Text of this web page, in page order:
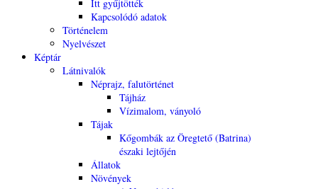
Itt gyűjtötték
Kapcsolódó adatok
Történelem
Nyelvészet
Képtár
Látnivalók
Néprajz, falutörténet
Tájház
Vízimalom, ványoló
Tájak
Kőgombák az Öregtető (Batrina)
északi lejtőjén
Állatok
Növények